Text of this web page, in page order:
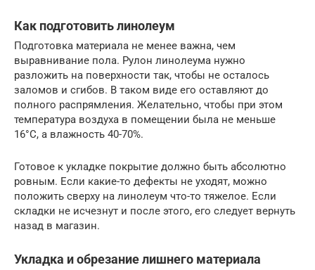
Как подготовить линолеум
Подготовка материала не менее важна, чем
выравнивание пола. Рулон линолеума нужно
разложить на поверхности так, чтобы не осталось
заломов и сгибов. В таком виде его оставляют до
полного распрямления. Желательно, чтобы при этом
температура воздуха в помещении была не меньше
16°C, а влажность 40-70%.
Готовое к укладке покрытие должно быть абсолютно
ровным. Если какие-то дефекты не уходят, можно
положить сверху на линолеум что-то тяжелое. Если
складки не исчезнут и после этого, его следует вернуть
назад в магазин.
Укладка и обрезание лишнего материала